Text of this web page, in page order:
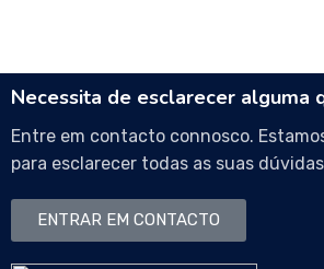
Necessita de esclarecer alguma
Entre em contacto connosco.
para esclarecer todas as suas
ENTRAR EM CONTACTO